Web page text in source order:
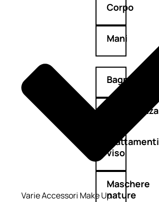
Corpo
Mani
Bagno
Detergenza
Trattamenti
viso
Maschere
nature
Varie Accessori Make Up